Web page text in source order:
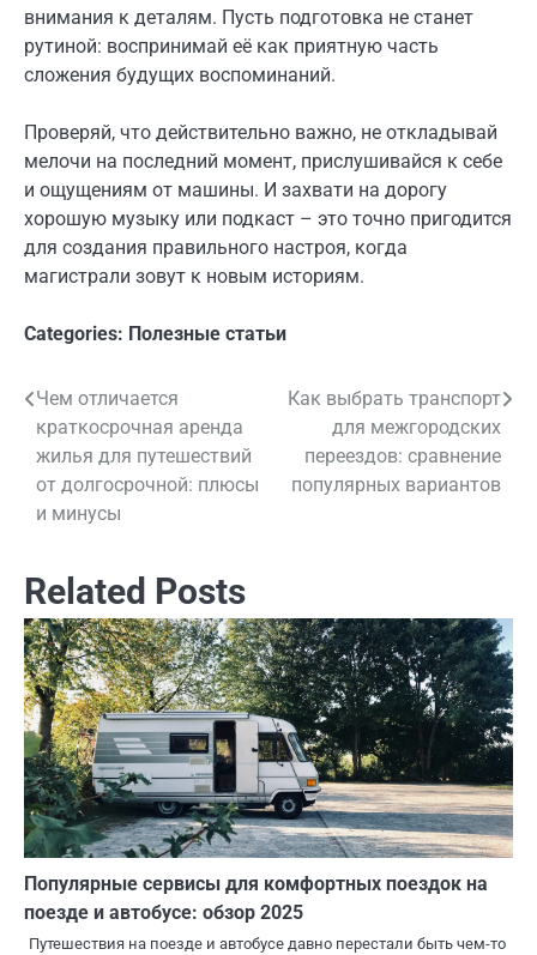
внимания к деталям. Пусть подготовка не станет
рутиной: воспринимай её как приятную часть
сложения будущих воспоминаний.
Проверяй, что действительно важно, не откладывай
мелочи на последний момент, прислушивайся к себе
и ощущениям от машины. И захвати на дорогу
хорошую музыку или подкаст – это точно пригодится
для создания правильного настроя, когда
магистрали зовут к новым историям.
Categories: Полезные статьи
Навигация
по
записям
Чем отличается
краткосрочная аренда
жилья для путешествий
от долгосрочной: плюсы
и минусы
Как выбрать транспорт
для межгородских
переездов: сравнение
популярных вариантов
Related Posts
Популярные сервисы для комфортных поездок на
поезде и автобусе: обзор 2025
Путешествия на поезде и автобусе давно перестали быть чем-то